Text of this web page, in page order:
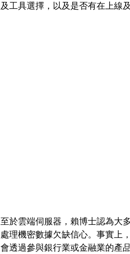
及工具選擇，以及是否有在上線
至於雲端伺服器，賴博士認為大
處理機密數據欠缺信心。事實上
會透過參與銀行業或金融業的產